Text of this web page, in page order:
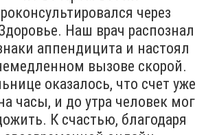
через
Наш врач распознал
аппендицита и настоял
вызове скорой.
оказалось, что счет уже
часы, и до утра человек мог
К счастью, благодаря